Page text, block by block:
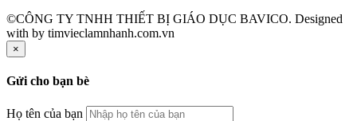
©CÔNG TY TNHH THIẾT BỊ GIÁO DỤC BAVICO. Designed
with by timvieclamnhanh.com.vn
×
Gửi cho bạn bè
Họ tên của bạn